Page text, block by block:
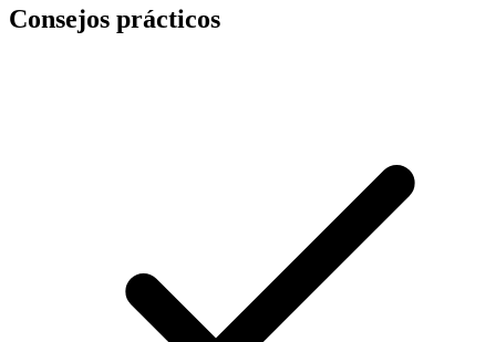
Consejos prácticos